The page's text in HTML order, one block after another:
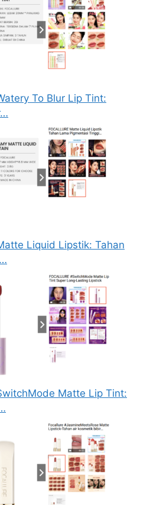
To Blur Lip Tint:
Liquid Lipstik: Tahan
Matte Lip Tint: